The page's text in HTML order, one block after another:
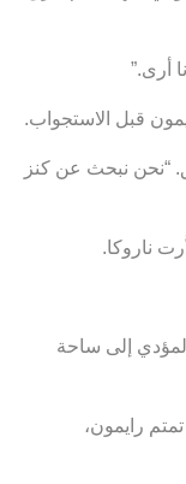
أرى.”
قبل الاستجواب.
“نحن نبحث عن كنز
ناروكا.
إلى ساحة
رايمون،